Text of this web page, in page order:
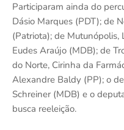
Participaram ainda do
Dásio Marques (PDT); de
(Patriota); de Mutunópolis,
Eudes Araújo (MDB); de
do Norte, Cirinha da
Alexandre Baldy (PP); o
Schreiner (MDB) e o
busca reeleição.